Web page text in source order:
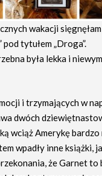
wakacji
tytułem „Droga”.
była lekka i
i trzymających w
dwóch
wciąż Amerykę bardzo
wpadły inne książki,
że Garnet to